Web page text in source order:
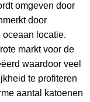
omgeven door
door
locatie.
markt voor de
waardoor veel
te profiteren
aantal katoenen